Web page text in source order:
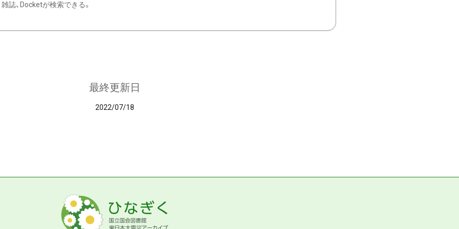
雑誌、Docketが検索できる。
最終更新日
2022/07/18